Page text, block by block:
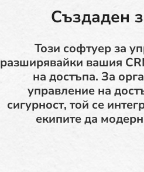
Създаден
Този софтуер за
разширявайки вашия
на достъпа. За
управление на
сигурност, той се
екипите да